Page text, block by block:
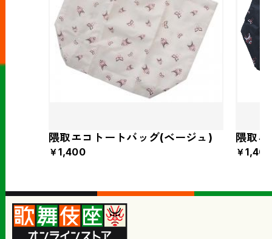
隈取エコトートバッグ(ベージュ)
￥1,400
隈取
￥1,400